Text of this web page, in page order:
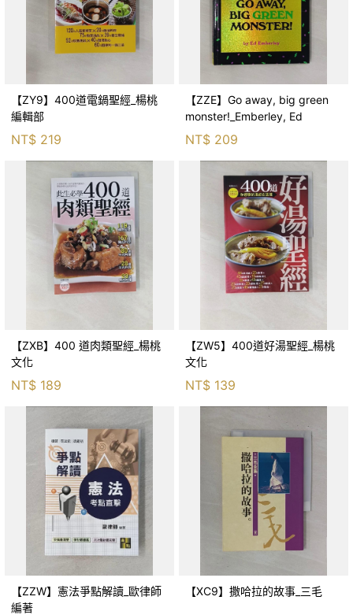
【ZY9】400道電鍋聖經_楊桃
編輯部
NT$ 219
【ZZE】Go away, big green
monster!_Emberley, Ed
NT$ 209
【ZXB】400 道肉類聖經_楊桃
文化
NT$ 189
【ZW5】400道好湯聖經_楊桃
文化
NT$ 139
【ZZW】憲法爭點解讀_歐律師
編著
【XC9】撒哈拉的故事_三毛